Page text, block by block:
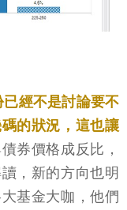
已經不是討論要不
的狀況，這也讓
券價格成反比，
，新的方向也明
基金大咖，他們